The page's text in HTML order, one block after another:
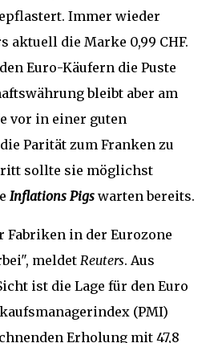
Immer wieder
aktuell die Marke 0,99 CHF.
Euro-Käufern die Puste
bleibt aber am
vor in einer guten
Parität zum Franken zu
sollte sie möglichst
Inflations Pigs warten bereits.
Fabriken in der Eurozone
meldet Reuters. Aus
ist die Lage für den Euro
(PMI)
Erholung mit 47,8